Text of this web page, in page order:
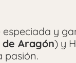
y
Aragón) y
pasión.